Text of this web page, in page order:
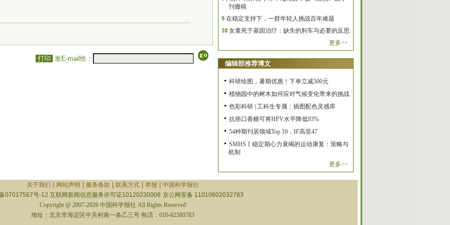
打印 发E-mail给：
刊撤稿
9 在稳定支持下，一群年轻人挑战百年难题
10 女童死于基因治疗：缺失的刹车与必要的反思
更多>>
编辑部推荐博文
科研绘图，暑期优惠！下单立减500元
植物园中的树木如何应对气候变化带来的挑战
色彩科研 | 工科生专属：插图配色灵感库
抗癌口香糖可将HPV水平降低93%
54种期刊居领域Top 10，IF高至47
SMHS丨稳定期心力衰竭的运动康复：策略与
机制
更多>>
关于我们 网站声明 服务条款 联系方式| 举报
中国科学报社
07017567号-12 互联网新闻信息服务许可证10120230008 京公网安备 11010802032783
Copyright @ 2007-2026 中国科学报社 All Rights Reserved
地址：北京市海淀区中关村南一条乙三号 电话：010-62580783